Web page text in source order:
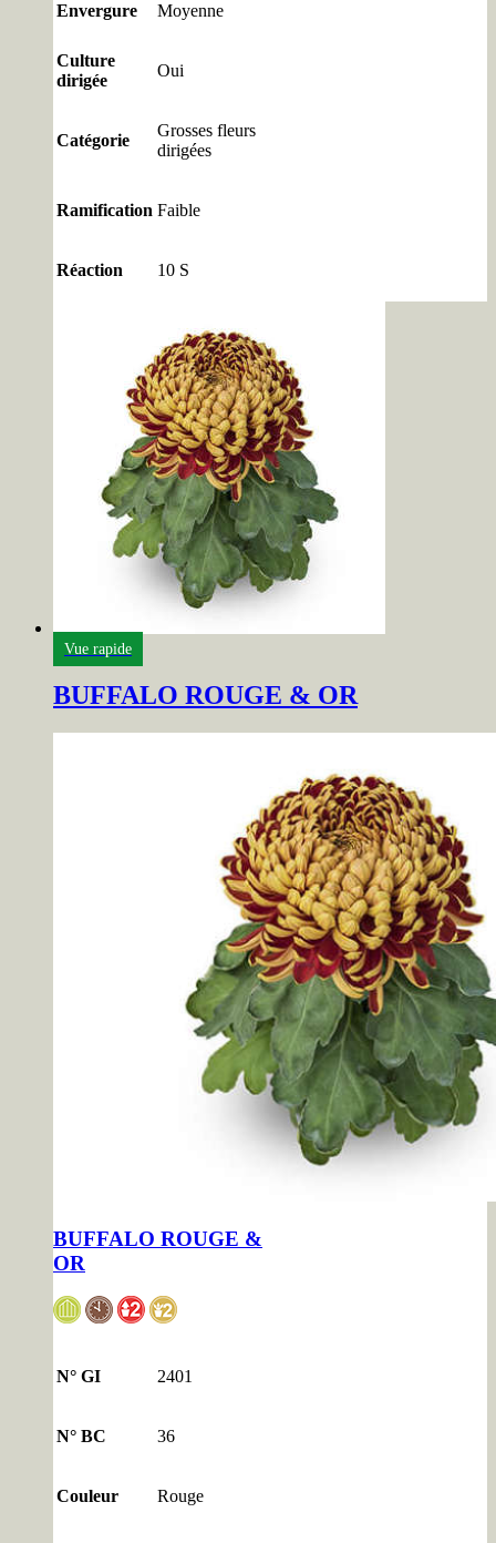
Envergure Moyenne
Culture
dirigée
Oui
Catégorie
Grosses fleurs
dirigées
Ramification Faible
Réaction 10 S
Vue rapide
BUFFALO ROUGE & OR
BUFFALO ROUGE &
OR
N° GI 2401
N° BC 36
Couleur Rouge